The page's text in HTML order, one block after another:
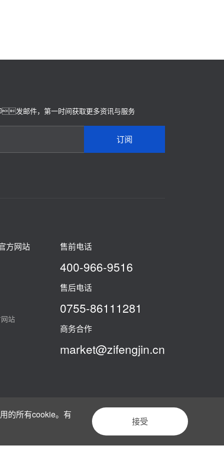
的所有cookie。有
接受
发邮件，第一时间获取更多资讯与服务
订阅
方网站
站
售前电话
400-966-9516
售后电话
0755-86111281
商务合作
market@zifengjin.cn
法律声明 隐私政策 网站地图